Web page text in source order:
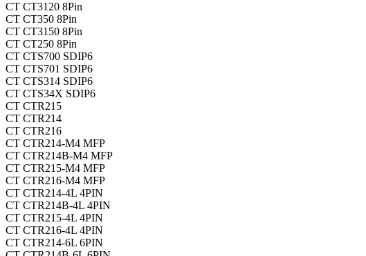
CT CT3120 8Pin
CT CT350 8Pin
CT CT3150 8Pin
CT CT250 8Pin
CT CTS700 SDIP6
CT CTS701 SDIP6
CT CTS314 SDIP6
CT CTS34X SDIP6
CT CTR215
CT CTR214
CT CTR216
CT CTR214-M4 MFP
CT CTR214B-M4 MFP
CT CTR215-M4 MFP
CT CTR216-M4 MFP
CT CTR214-4L 4PIN
CT CTR214B-4L 4PIN
CT CTR215-4L 4PIN
CT CTR216-4L 4PIN
CT CTR214-6L 6PIN